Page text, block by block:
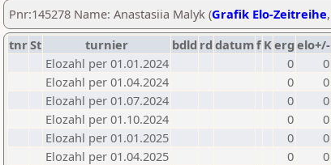
Pnr:145278 Name: Anastasiia Malyk (Grafik Elo-Zeitreihe,
tnrSt turnier bdld rd datumf Kerg elo+/-
Elozahl per 01.01.2024
0
0
Elozahl per 01.04.2024
0
0
Elozahl per 01.07.2024
0
0
Elozahl per 01.10.2024
0
0
Elozahl per 01.01.2025
0
0
Elozahl per 01.04.2025
0
0